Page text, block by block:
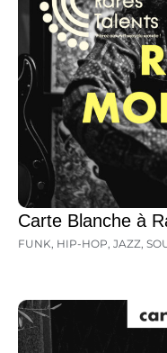
Carte Blanche à
FUNK, HIP-HOP, JAZZ,